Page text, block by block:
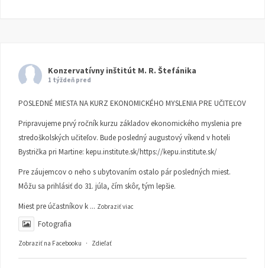
Konzervatívny inštitút M. R. Štefánika
1 týždeň pred
POSLEDNÉ MIESTA NA KURZ EKONOMICKÉHO MYSLENIA PRE UČITEĽOV
Pripravujeme prvý ročník kurzu základov ekonomického myslenia pre
stredoškolských učiteľov. Bude posledný augustový víkend v hoteli
Bystrička pri Martine: kepu.institute.sk/https://kepu.institute.sk/
Pre záujemcov o neho s ubytovaním ostalo pár posledných miest.
Môžu sa prihlásiť do 31. júla, čím skôr, tým lepšie.
Miest pre účastníkov k ... Zobraziť viac
Fotografia
Zobraziť na Facebooku · Zdieľať